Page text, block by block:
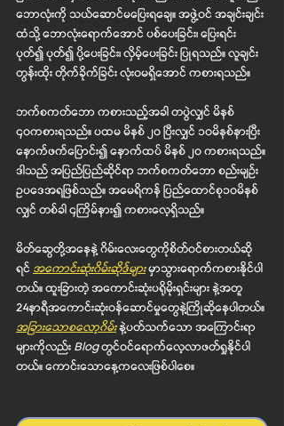
ဘောလုံးကို သယ်ဆောင်မပြေးရချေ။ အဖွဲ့ဝင် အချင်းချင်း
ထံသို့ ဘောလုံးရောက်အောင် ပစ်ပေးခြင်း၊ ပြေးရင်း
ပုတ်၍ ပုတ်၍ ပို့ပေးခြင်း၊ လှိမ့်ပေးခြင်း ပြုရသည်။ လူချင်း
တွန်းထိုး တိုက်ခိုက်ခြင်း လုံးဝမရှိအောင် ကစားရသည်။
ဘက်စကတ်ဘော ကစားသည့်အခါ တပွဲလျှင် မိနစ်
၄၀ကစားရသည်။ ပထမ မိနစ် ၂၀ ပြီးလျှင် ၁၀မိနစ်နားပြီး
နောက်ဖက်ပြောင်း၍ နောက်ထပ် မိနစ် ၂၀ ကစားရသည်။
ဒါသည် အပြည်ပြည်ဆိုင်ရာ ဘက်စကတ်ဘော စည်းမျဉ်း
ဥပဒေအရဖြစ်သည်။ အမေရိကန် ပြည်ထောင်စု၁၀မိနစ်
လျှင် တစ်ခါ ၄ကြိမ်နား၍ ကစားလေ့ရှိသည်။
မိတ်ဆွေတို့အနေနဲ့ ဂိမ်းလေးတွေကိုစိတ်ဝင်စားတယ်ဆို
ရင် အကောင်းဆုံးဂိမ်းဆိုဒ်များမှာသွားရောက်ကစားနိုင်ပါ
တယ်။ ထူးခြားတဲ့ အကောင်းဆုံးပရိုမိုးရှင်းများ နဲ့အတူ
24နာရီအကောင်းဆုံးဝန်ဆောင်မှုတွေနဲ့ကြိုဆိုနေပါတယ်။
အခြားသောစလော့ဂိမ်း နဲ့ပတ်သက်သော အကြောင်းရာ
များကိုလည်း Blogတွင်ဝင်ရောက်လေ့လာဖတ်ရှုနိုင်ပါ
တယ်။ ကောင်းသောနေ့ကလေးဖြစ်ပါစေ။